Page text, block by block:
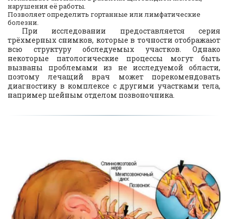
нарушения её работы.
Позволяет определить гортанные или лимфатические
болезни.
При исследовании предоставляется серия
трёхмерных снимков, которые в точности отображают
всю структуру обследуемых участков. Однако
некоторые патологические процессы могут быть
вызваны проблемами из не исследуемой области,
поэтому лечащий врач может порекомендовать
диагностику в комплексе с другими участками тела,
например шейным отделом позвоночника.